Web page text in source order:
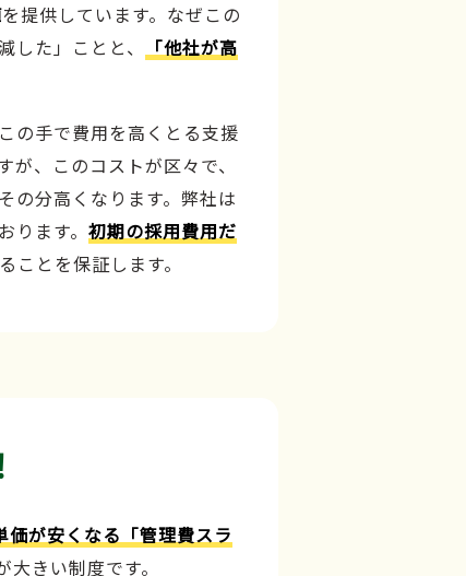
を提供しています。なぜこの
た」ことと、
「他社が高
の手で費用を高くとる支援
、このコストが区々で、
の分高くなります。弊社は
ます。 初期の採用費用だ
とを保証します。
が安くなる「管理費スラ
きい制度です。